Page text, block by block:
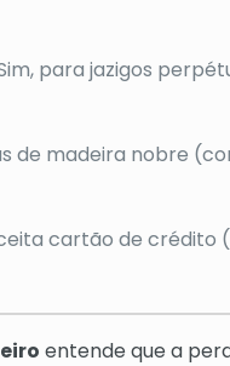
para jazigos
de madeira nobre
cartão de crédito
entende que a